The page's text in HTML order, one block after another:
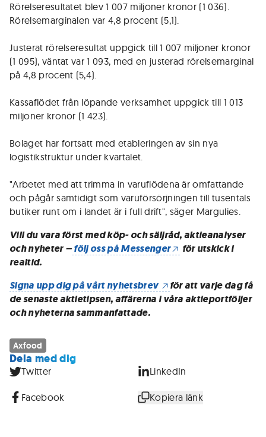
Rörelseresultatet blev 1 007 miljoner kronor (1 036).
Rörelsemarginalen var 4,8 procent (5,1).
Justerat rörelseresultat uppgick till 1 007 miljoner kronor
(1 095), väntat var 1 093, med en justerad rörelsemarginal
på 4,8 procent (5,4).
Kassaflödet från löpande verksamhet uppgick till 1 013
miljoner kronor (1 423).
Bolaget har fortsatt med etableringen av sin nya
logistikstruktur under kvartalet.
"Arbetet med att trimma in varuflödena är omfattande
och pågår samtidigt som varuförsörjningen till tusentals
butiker runt om i landet är i full drift", säger Margulies.
Vill du vara först med köp- och säljråd, aktieanalyser
och nyheter –följ oss på Messenger
för utskick i
realtid.
Signa upp dig på vårt nyhetsbrev
för att varje dag få
de senaste aktietipsen, affärerna i våra aktieportföljer
och nyheterna sammanfattade.
Axfood
Dela med dig
Twitter LinkedIn
Facebook Kopiera länk